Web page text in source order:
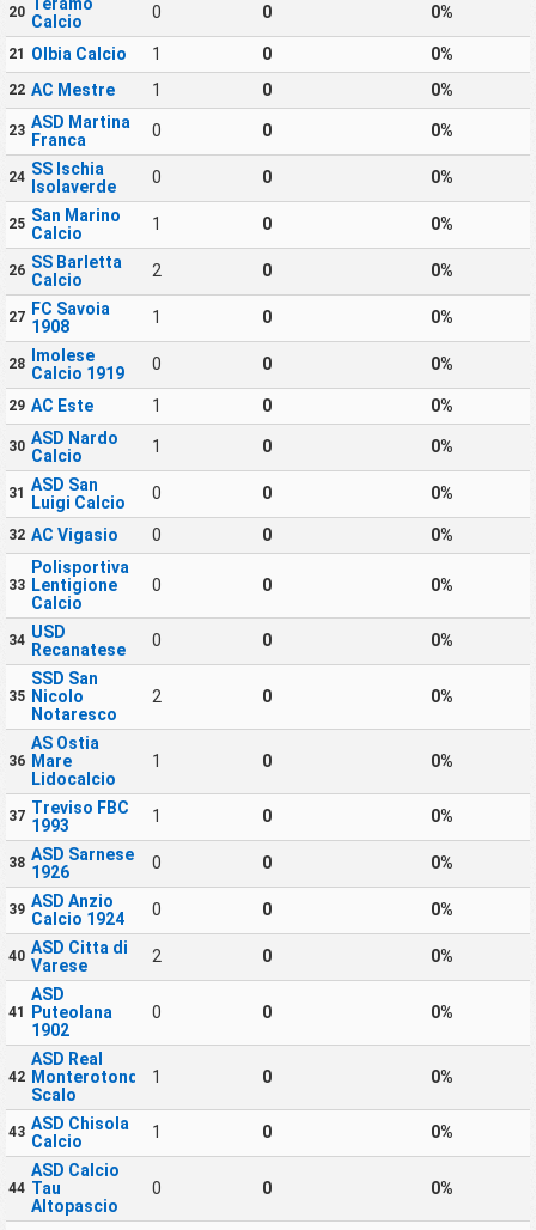
20 Calcio
0 0 0%
21 Olbia Calcio 1 0 0%
22 AC Mestre 1 0 0%
23 ASD Martina
Franca
0 0 0%
24 SS Ischia
Isolaverde
0 0 0%
25 San Marino
Calcio
1 0 0%
26 SS Barletta
Calcio
2 0 0%
27 FC Savoia
1908
1 0 0%
28
Imolese
Calcio 1919
0 0 0%
29 AC Este 1 0 0%
30 ASD Nardo
Calcio
1 0 0%
31 ASD San
Luigi Calcio
0 0 0%
32 AC Vigasio 0 0 0%
33
Polisportiva
Lentigione
Calcio
0 0 0%
34 USD
Recanatese
0 0 0%
35
SSD San
Nicolo
Notaresco
2 0 0%
36
AS Ostia
Mare
Lidocalcio
1 0 0%
37 Treviso FBC
1993
1 0 0%
38 ASD Sarnese
1926
0 0 0%
39 ASD Anzio
Calcio 1924
0 0 0%
40 ASD Citta di
Varese
2 0 0%
41
ASD
Puteolana
1902
0 0 0%
42
ASD Real
Monterotondo
Scalo
1 0 0%
43 ASD Chisola
Calcio
1 0 0%
44
ASD Calcio
Tau
Altopascio
0 0 0%